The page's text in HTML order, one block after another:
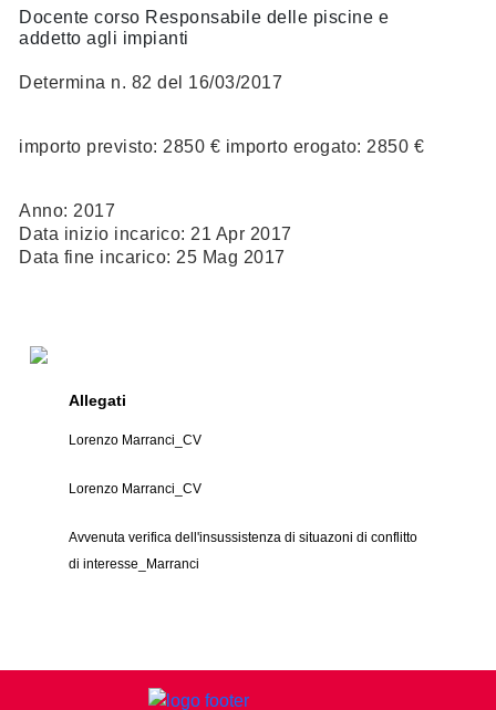
Docente corso Responsabile delle piscine e
addetto agli impianti
Determina n. 82 del 16/03/2017
importo previsto: 2850 € importo erogato: 2850 €
Anno: 2017
Data inizio incarico: 21 Apr 2017
Data fine incarico: 25 Mag 2017
Allegati
Lorenzo Marranci_CV
Lorenzo Marranci_CV
Avvenuta verifica dell'insussistenza di situazoni di conflitto
di interesse_Marranci